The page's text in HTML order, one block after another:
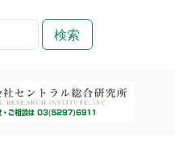
検索